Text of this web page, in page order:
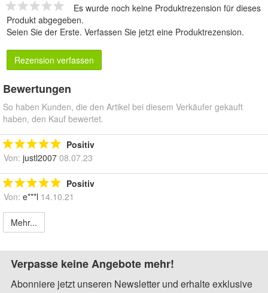
Es wurde noch keine Produktrezension für dieses
Produkt abgegeben.
Seien Sie der Erste. Verfassen Sie jetzt eine Produktrezension.
Rezension verfassen
Bewertungen
So haben Kunden, die den Artikel bei diesem Verkäufer gekauft
haben, den Kauf bewertet.
Positiv
Von: justl2007 08.07.23
Positiv
Von: e***l 14.10.21
Mehr...
Verpasse keine Angebote mehr!
Abonniere jetzt unseren Newsletter und erhalte exklusive